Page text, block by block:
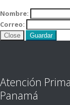
Nombre:
Correo:
Close Guardar
Atención
Panamá